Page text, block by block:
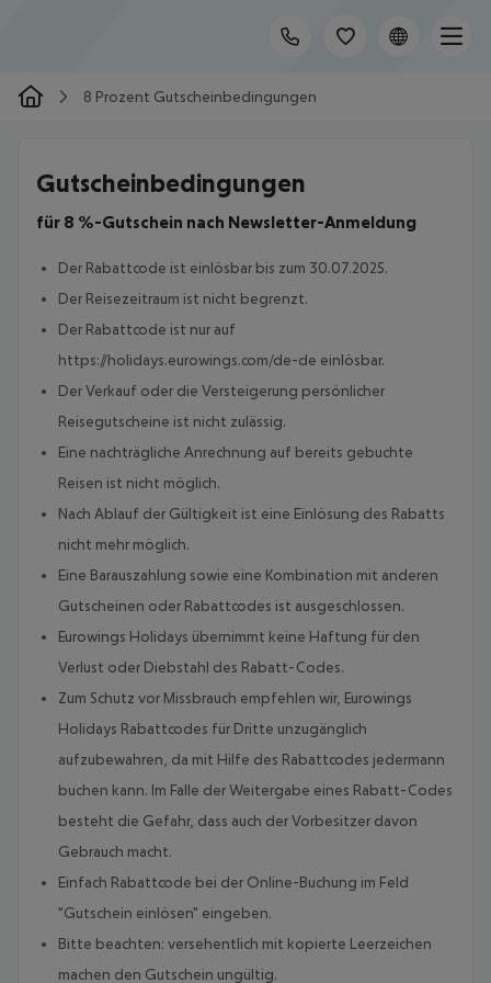
8 Prozent Gutscheinbedingungen
Gutscheinbedingungen
für 8 %-Gutschein nach Newsletter-Anmeldung
Der Rabattcode ist einlösbar bis zum 30.07.2025.
Der Reisezeitraum ist nicht begrenzt.
Der Rabattcode ist nur auf
https://holidays.eurowings.com/de-de einlösbar.
Der Verkauf oder die Versteigerung persönlicher
Reisegutscheine ist nicht zulässig.
Eine nachträgliche Anrechnung auf bereits gebuchte
Reisen ist nicht möglich.
Nach Ablauf der Gültigkeit ist eine Einlösung des Rabatts
nicht mehr möglich.
Eine Barauszahlung sowie eine Kombination mit anderen
Gutscheinen oder Rabattcodes ist ausgeschlossen.
Eurowings Holidays übernimmt keine Haftung für den
Verlust oder Diebstahl des Rabatt-Codes.
Zum Schutz vor Missbrauch empfehlen wir, Eurowings
Holidays Rabattcodes für Dritte unzugänglich
aufzubewahren, da mit Hilfe des Rabattcodes jedermann
buchen kann. Im Falle der Weitergabe eines Rabatt-Codes
besteht die Gefahr, dass auch der Vorbesitzer davon
Gebrauch macht.
Einfach Rabattcode bei der Online-Buchung im Feld
"Gutschein einlösen" eingeben.
Bitte beachten: versehentlich mit kopierte Leerzeichen
machen den Gutschein ungültig.